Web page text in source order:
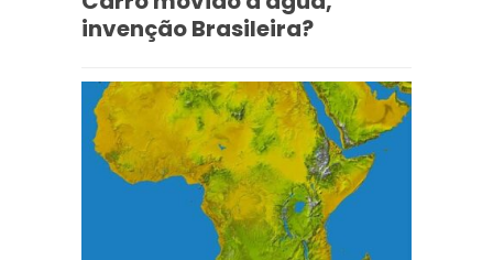
invenção Brasileira?